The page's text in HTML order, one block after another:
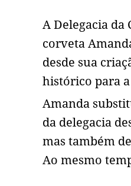
A Delegacia da
corveta
desde sua
histórico para
Amanda
da delegacia
mas também
Ao mesmo